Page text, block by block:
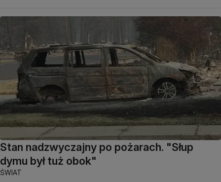
Stan nadzwyczajny po pożarach. "Słup
dymu był tuż obok"
ŚWIAT